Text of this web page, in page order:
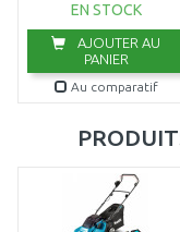
EN STOCK
AJOUTER AU
PANIER
Au comparatif